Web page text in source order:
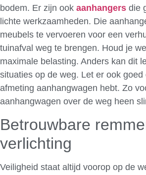
bodem. Er zijn ook aanhangers die
lichte werkzaamheden. Die
meubels te vervoeren voor een
tuinafval weg te brengen. Houd je
maximale belasting. Anders kan dit
situaties op de weg. Let er ook
afmeting aanhangwagen hebt. Zo
aanhangwagen over de weg heen
Betrouwbare
verlichting
Veiligheid staat altijd voorop op de